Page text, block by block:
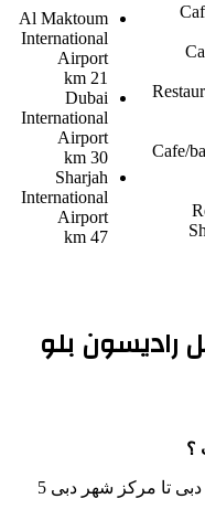
Cafe/
Al Maktoum
International
Airport
21 km
Dubai
International
Airport
30 km
Sharjah
International
Airport
47 km
رادیسون بلو
؟
فاصله هتل رادیسون بلو رزیدنس، مارینا دبی تا مرکز شهر دبی 5